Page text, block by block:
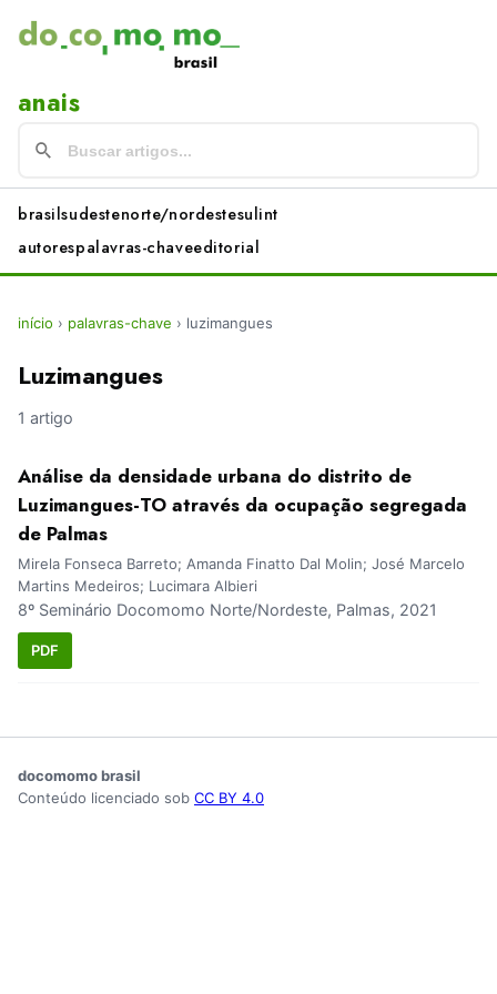
anais
brasilsudestenorte/nordestesulint
autorespalavras-chaveeditorial
início › palavras-chave › luzimangues
Luzimangues
1 artigo
Análise da densidade urbana do distrito de
Luzimangues-TO através da ocupação segregada
de Palmas
Mirela Fonseca Barreto; Amanda Finatto Dal Molin; José Marcelo
Martins Medeiros; Lucimara Albieri
8º Seminário Docomomo Norte/Nordeste, Palmas, 2021
PDF
docomomo brasil
Conteúdo licenciado sob CC BY 4.0